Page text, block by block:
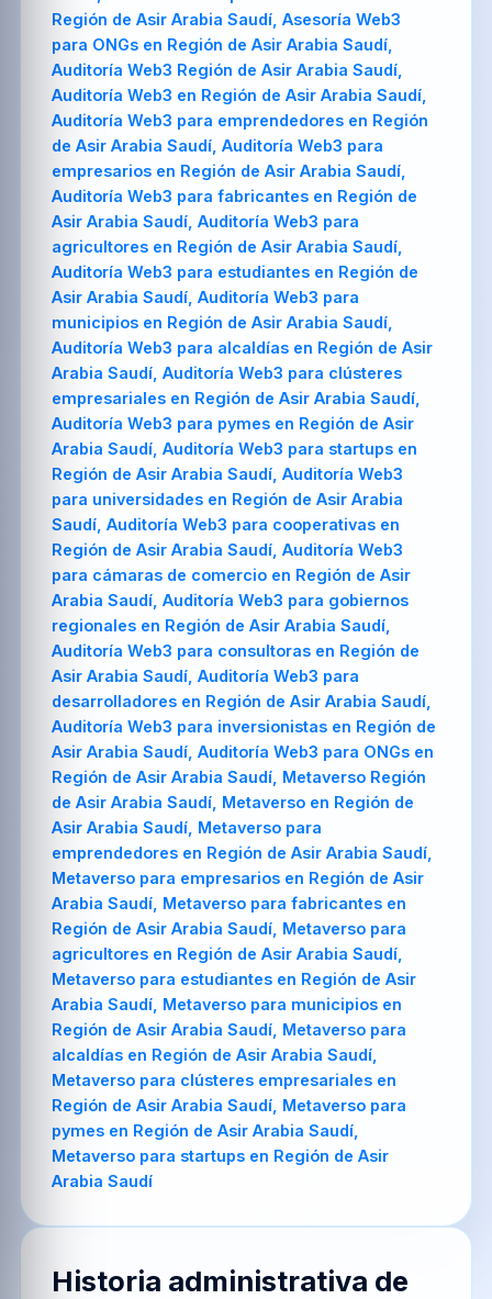
Historia administrativa de